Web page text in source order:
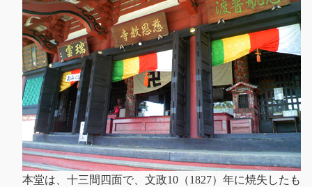
本堂は、十三間四面で、文政10（1827）年に焼失したも